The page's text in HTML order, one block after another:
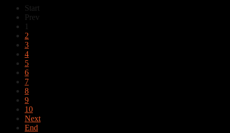
Start
Prev
1
2
3
4
5
6
7
8
9
10
Next
End